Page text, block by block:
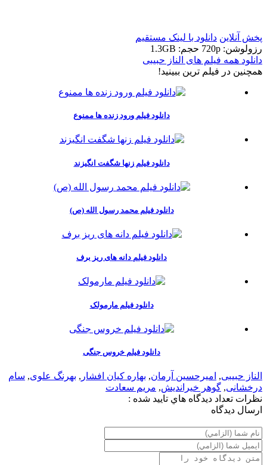
پخش آنلاین دانلود با لينک مستقيم
رزولوشن: 720p
حجم: 1.3GB
دانلود همه فیلم های الناز حبیبی
همچنين در فيلم ترين ببينيد!
دانلود فیلم ورود زنده ها ممنوع
دانلود فیلم زنها شگفت انگیزند
دانلود فیلم محمد رسول الله (ص)
دانلود فیلم دانه های ریز برف
دانلود فیلم مارمولک
دانلود فیلم خروس جنگی
الناز حبیبی, امیرحسین آرمان, بهاره کیان افشار , بهرنگ علوی, سام
درخشانی, گوهر خیراندیش, مریم سعادت
نظرات تعداد ديدگاه هاي تاييد شده :
ارسال ديدگاه